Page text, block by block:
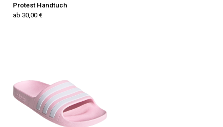
Protest Handtuch
ab 30,00 €